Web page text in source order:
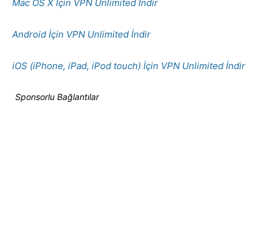
Mac OS X İçin VPN Unlimited İndir
Android İçin VPN Unlimited İndir
iOS (iPhone, iPad, iPod touch) İçin VPN Unlimited İndir
Sponsorlu Bağlantılar